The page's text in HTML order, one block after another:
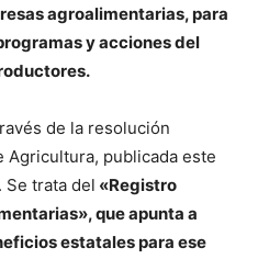
agroalimentarias, para
y acciones del
de la resolución
Agricultura, publicada este
Se trata del «Registro
que apunta a
estatales para ese